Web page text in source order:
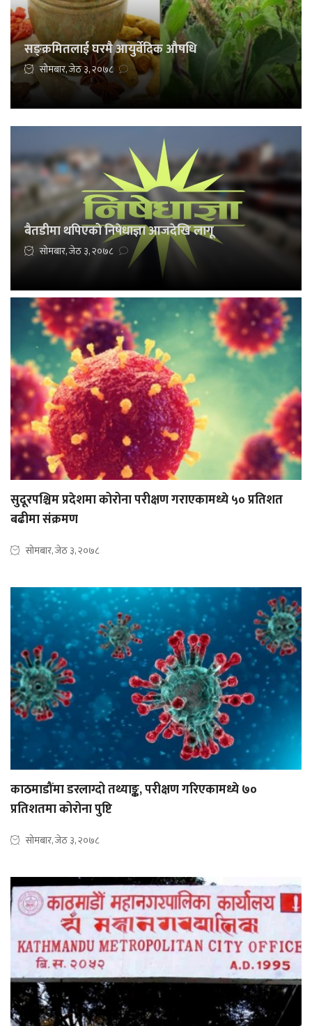
सङ्क्रमितलाई घरमै आयुर्वेदिक औषधि
सोमबार, जेठ ३, २०७८
बैतडीमा थपिएको निषेधाज्ञा आजदेखि लागू
सोमबार, जेठ ३, २०७८
सुदूरपश्चिम प्रदेशमा कोरोना परीक्षण गराएकामध्ये ५० प्रतिशत
बढीमा संक्रमण
सोमबार, जेठ ३, २०७८
काठमाडौंमा डरलाग्दो तथ्याङ्क, परीक्षण गरिएकामध्ये ७०
प्रतिशतमा कोरोना पुष्टि
सोमबार, जेठ ३, २०७८